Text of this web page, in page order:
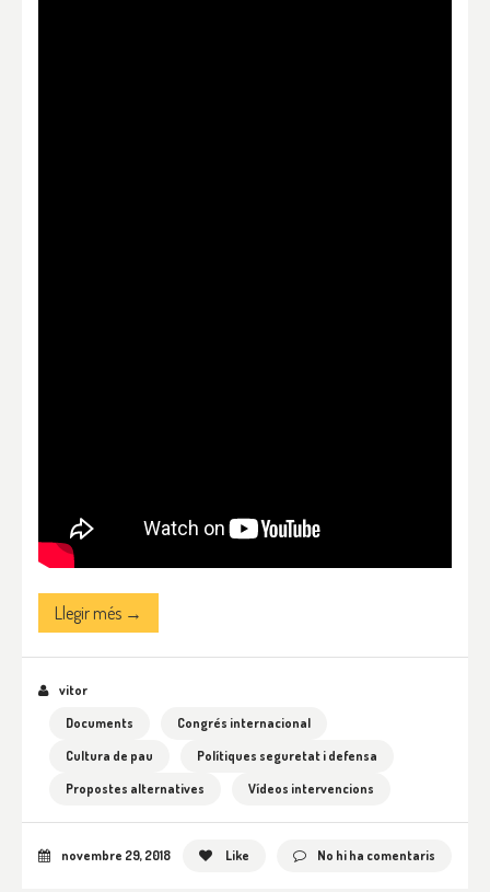
Llegir més →
vitor
Documents
Congrés internacional
Cultura de pau
Polítiques seguretat i defensa
Propostes alternatives
Vídeos intervencions
novembre 29, 2018 Like No hi ha comentaris